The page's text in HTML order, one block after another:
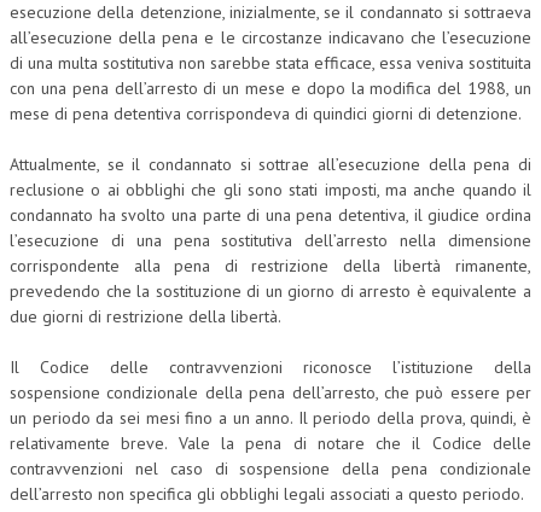
esecuzione della detenzione, inizialmente, se il condannato si sottraeva
all’esecuzione della pena e le circostanze indicavano che l’esecuzione
di una multa sostitutiva non sarebbe stata efficace, essa veniva sostituita
con una pena dell’arresto di un mese e dopo la modifica del 1988, un
mese di pena detentiva corrispondeva di quindici giorni di detenzione.
Attualmente, se il condannato si sottrae all’esecuzione della pena di
reclusione o ai obblighi che gli sono stati imposti, ma anche quando il
condannato ha svolto una parte di una pena detentiva, il giudice ordina
l’esecuzione di una pena sostitutiva dell’arresto nella dimensione
corrispondente alla pena di restrizione della libertà rimanente,
prevedendo che la sostituzione di un giorno di arresto è equivalente a
due giorni di restrizione della libertà.
Il Codice delle contravvenzioni riconosce l’istituzione della
sospensione condizionale della pena dell’arresto, che può essere per
un periodo da sei mesi fino a un anno. Il periodo della prova, quindi, è
relativamente breve. Vale la pena di notare che il Codice delle
contravvenzioni nel caso di sospensione della pena condizionale
dell’arresto non specifica gli obblighi legali associati a questo periodo.